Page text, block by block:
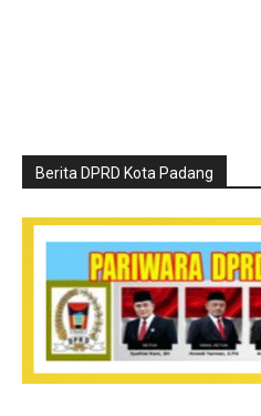
Berita DPRD Kota Padang